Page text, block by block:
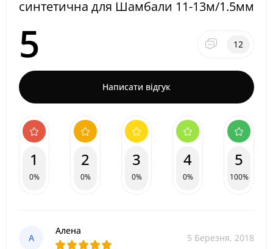
синтетична для Шамбали 11-13м/1.5мм
5 12
Написати відгук
1
0%
2
0%
3
0%
4
0%
5
100%
А
Алена
5 Березня, 2018